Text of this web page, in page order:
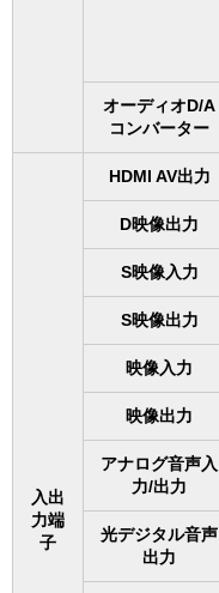
オーディオD/A
コンバーター
入出
力端
子
HDMI AV出力
D映像出力
S映像入力
S映像出力
映像入力
映像出力
アナログ音声入
力/出力
光デジタル音声
出力